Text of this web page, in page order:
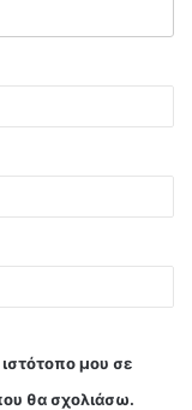
μου σε
θα σχολιάσω.